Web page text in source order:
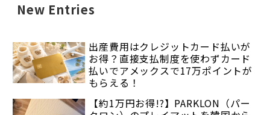
New Entries
出産費用はクレジットカード払いが
お得？直接支払制度を使わずカード
払いでアメックスで17万ポイントが
もらえる！
【約1万円お得!?】PARKLON（パー